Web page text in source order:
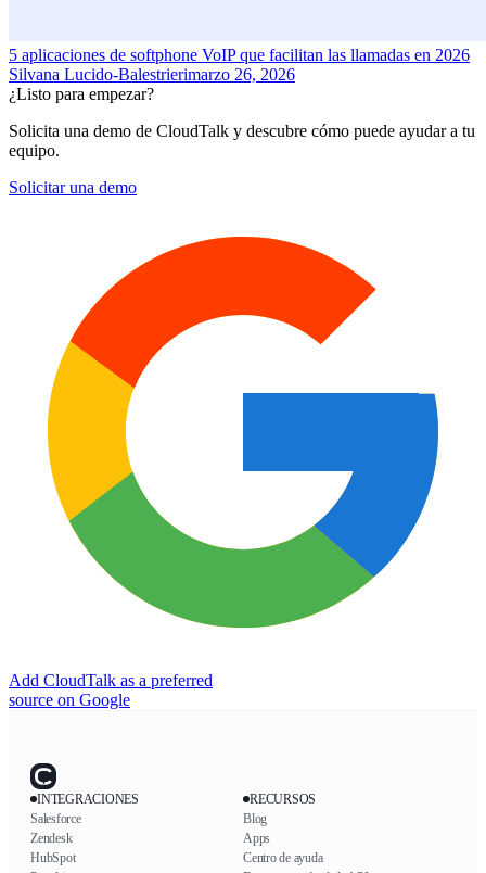
5 aplicaciones de softphone VoIP que facilitan las llamadas en 2026
Silvana Lucido-Balestrierimarzo 26, 2026
¿Listo para empezar?
Solicita una demo de CloudTalk y descubre cómo puede ayudar a tu
equipo.
Solicitar una demo
Add CloudTalk as a preferred
source on Google
INTEGRACIONES
Salesforce
Zendesk
HubSpot
RECURSOS
Blog
Apps
Centro de ayuda